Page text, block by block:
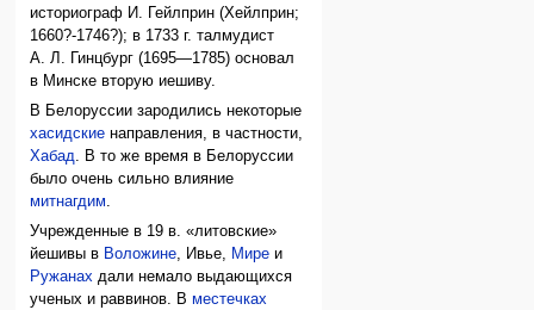
историограф И. Гейлприн (Хейлприн;
1660?-1746?); в 1733 г. талмудист
А. Л. Гинцбург (1695—1785) основал
в Минске вторую иешиву.
В Белоруссии зародились некоторые
хасидские направления, в частности,
Хабад. В то же время в Белоруссии
было очень сильно влияние
митнагдим.
Учрежденные в 19 в. «литовские»
йешивы в Воложине, Ивье, Мире и
Ружанах дали немало выдающихся
ученых и раввинов. Вместечках